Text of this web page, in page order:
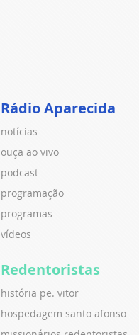
Rádio Aparecida
notícias
ouça ao vivo
podcast
programação
programas
vídeos
Redentoristas
história pe. vitor
hospedagem santo afonso